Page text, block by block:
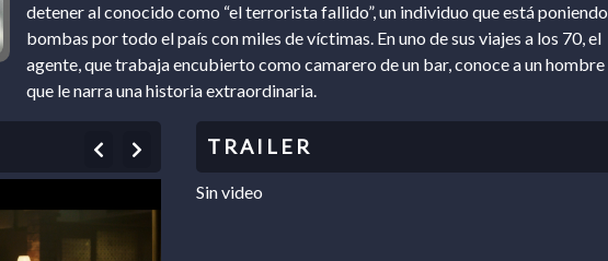
detener al conocido como “el terrorista fallido”, un individuo que está poniendo
bombas por todo el país con miles de víctimas. En uno de sus viajes a los 70, el
agente, que trabaja encubierto como camarero de un bar, conoce a un hombre
que le narra una historia extraordinaria.
Previous
Sin video